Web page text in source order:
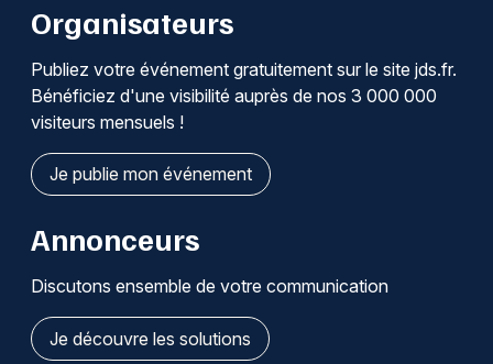
Organisateurs
Publiez votre événement gratuitement sur le site jds.fr.
Bénéficiez d'une visibilité auprès de nos 3 000 000
visiteurs mensuels !
Je publie mon événement
Annonceurs
Discutons ensemble de votre communication
Je découvre les solutions